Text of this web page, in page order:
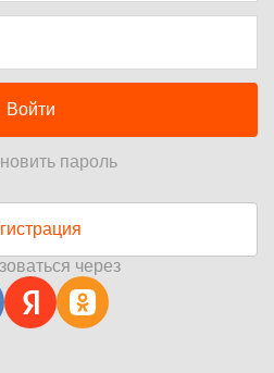
Войти
пароль
через